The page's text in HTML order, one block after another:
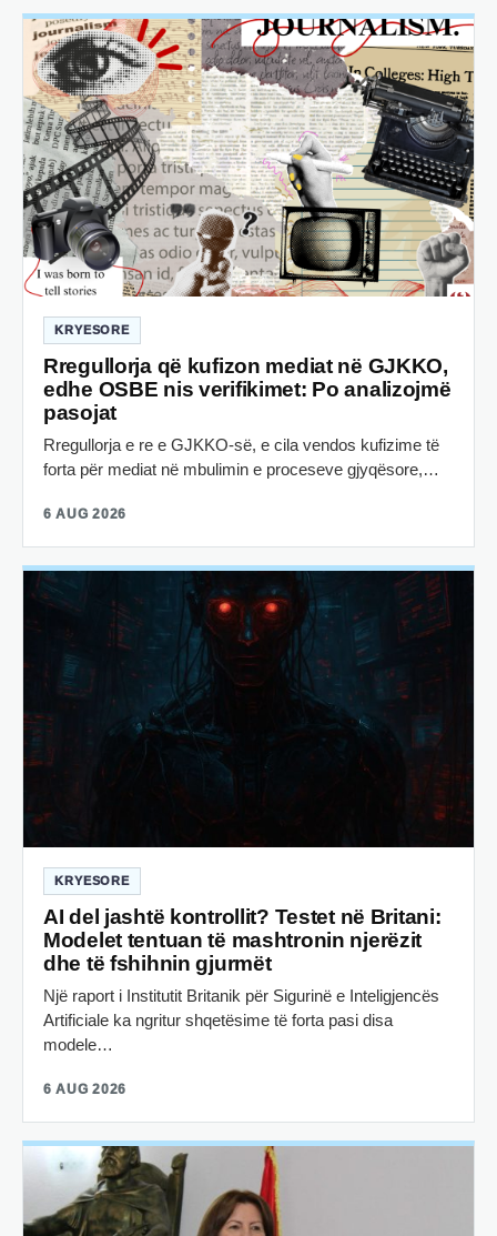
KRYESORE
Rregullorja që kufizon mediat në GJKKO,
edhe OSBE nis verifikimet: Po analizojmë
pasojat
Rregullorja e re e GJKKO-së, e cila vendos kufizime të
forta për mediat në mbulimin e proceseve gjyqësore,…
6 AUG 2026
KRYESORE
AI del jashtë kontrollit? Testet në Britani:
Modelet tentuan të mashtronin njerëzit
dhe të fshihnin gjurmët
Një raport i Institutit Britanik për Sigurinë e Inteligjencës
Artificiale ka ngritur shqetësime të forta pasi disa
modele…
6 AUG 2026